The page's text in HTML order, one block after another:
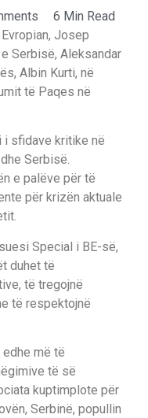
6 Min Read
Josep
Serbisë, Aleksandar
Albin Kurti, në
të Paqes në
sfidave kritike në
Serbisë.
e palëve për të
për krizën aktuale
Special i BE-së,
duhet të
të tregojnë
të respektojnë
më të
të së
kuptimplote për
Serbinë, popullin